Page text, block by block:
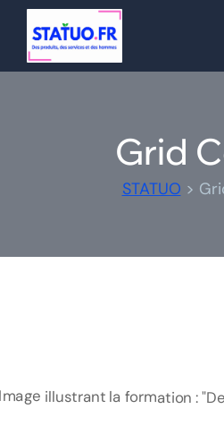
Grid
STATUO >